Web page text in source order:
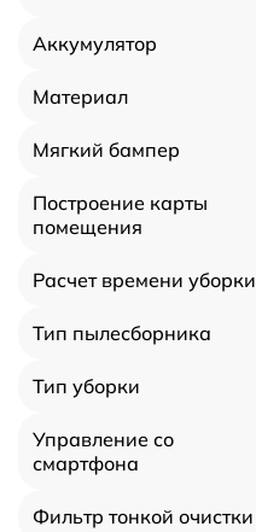
Аккумулятор
Материал
Мягкий бампер
Построение карты
помещения
Расчет времени уборки
Тип пылесборника
Тип уборки
Управление со
смартфона
Фильтр тонкой очистки